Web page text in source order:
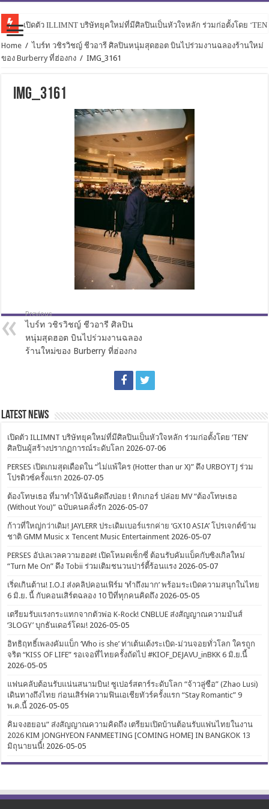
เปิดตัว ILLIMNT บริษัทยุคใหม่ที่มีศิลปินเป็นหัวใจหลัก ร่วมก่อตั้งโดย
Home / ไบร์ท วชิรวิชญ์ ชีวอารี ศิลปินหนุ่มสุดฮอต บินไปร่วมงานฉลองร้านใหม่
ของ Burberry ที่ฮ่องกง / IMG_3161
IMG_3161
Previous
ไบร์ท วชิรวิชญ์ ชีวอารี ศิลปิน
หนุ่มสุดฮอต บินไปร่วมงานฉลอง
ร้านใหม่ของ Burberry ที่ฮ่องกง
Latest News
เปิดตัว ILLIMNT บริษัทยุคใหม่ที่มีศิลปินเป็นหัวใจหลัก ร่วมก่อตั้งโดย ‘TEN’
ศิลปินผู้สร้างปรากฏการณ์ระดับโลก 2026-07-06
PERSES เปิดเกมสุดเดือดใน “ไม่แพ้ใคร (Hotter than ur X)” ดึง URBOYTJ ร่วม
โปรดิวซ์ครั้งแรก 2026-07-05
ต้องโทษเธอ ที่มาทำให้ฉันคิดถึงบ่อย ! ทิกเกอร์ ปล่อย MV “ต้องโทษเธอ
(Without You)” ฉบับคนคลั่งรัก 2026-05-07
ก้าวที่ใหญ่กว่าเดิม! JAYLERR ประเดิมเบอร์แรกค่าย ‘GX10 ASIA’ โปรเจกต์ข้าม
ชาติ GMM Music x Tencent Music Entertainment 2026-05-07
PERSES อัปเลเวลความฮอต! เปิดโหมดเซ็กซี่ ต้อนรับคัมแบ็คกับซิงเกิลใหม่
“Turn Me On” ดึง Tobii ร่วมเติมชนวนปาร์ตี้ร้อนแรง 2026-05-07
เริ่ดเกินต้าน! I.O.I ส่งคลิปคอนเฟิร์ม ‘ทำถึงมาก’ พร้อมระเบิดความสนุกในไทย
6 มิ.ย. นี้ กับคอนเสิร์ตฉลอง 10 ปีที่ทุกคนคิดถึง 2026-05-05
เตรียมรับแรงกระแทกจากตัวพ่อ K-Rock! CNBLUE ส่งสัญญาณความมันส์
‘3LOGY’ บุกธันเดอร์โดม! 2026-05-05
อิทธิฤทธิ์เพลงคัมแบ็ก ‘Who is she’ ท่าเต้นเด้งระเบิด-ม่วนจอยทั่วโลก ใครถูก
จริต “KISS OF LIFE” รอเจอที่ไทยครั้งถัดไป #KIOF_DEJAVU_inBKK 6 มิ.ย.นี้
2026-05-05
แฟนคลับต้อนรับแน่นสนามบิน! ซูเปอร์สตาร์ระดับโลก “จ้าวลู่ซือ” (Zhao Lusi)
เดินทางถึงไทย ก่อนเสิร์ฟความฟินเอเชียทัวร์ครั้งแรก “Stay Romantic” 9
พ.ค.นี้ 2026-05-05
คิมจงฮยอน” ส่งสัญญาณความคิดถึง เตรียมเปิดบ้านต้อนรับแฟนไทยในงาน
2026 KIM JONGHYEON FANMEETING [COMING HOME] IN BANGKOK 13
มิถุนายนนี้! 2026-05-05